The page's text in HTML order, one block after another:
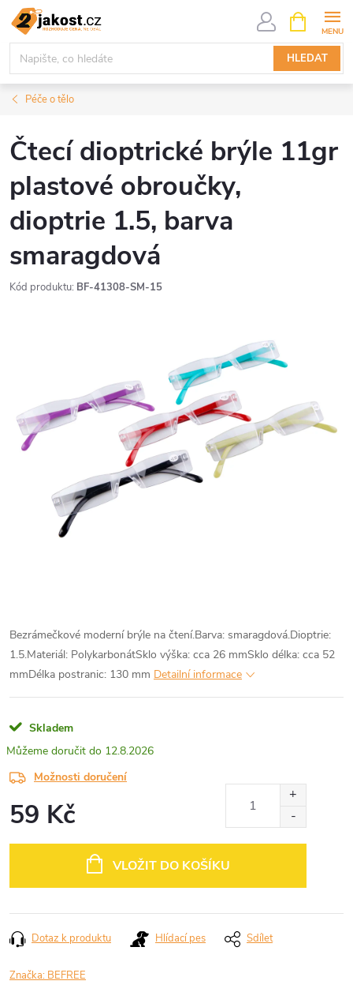
Přejít
obsah
HLEDAT
NÁKUPNÍ
KOŠÍK
Péče o tělo
Čtecí dioptrické brýle 11gr
plastové obroučky,
dioptrie 1.5, barva
smaragdová
Kód produktu: BF-41308-SM-15
Bezrámečkové moderní brýle na čtení.Barva: smaragdová.Dioptrie:
1.5.Materiál: PolykarbonátSklo výška: cca 26 mmSklo délka: cca 52
mmDélka postranic: 130 mm Detailní informace
Skladem
12.8.2026
Možnosti doručení
59 Kč
VLOŽIT DO KOŠÍKU
Dotaz k produktu Hlídací pes Sdílet
Značka: BEFREE